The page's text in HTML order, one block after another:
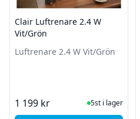
Clair Luftrenare 2.4 W
Vit/Grön
Luftrenare 2.4 W Vit/Grön
1 199 kr I Lager
5st i lager